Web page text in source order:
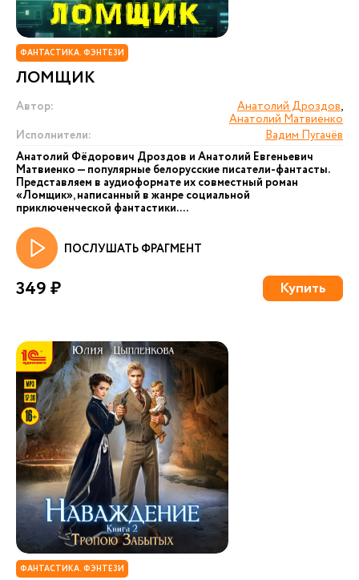
ФАНТАСТИКА. ФЭНТЕЗИ
ЛОМЩИК
Автор: Анатолий Дроздов,
Анатолий Матвиенко
Исполнители:
Вадим Пугачёв
Анатолий Фёдорович Дроздов и Анатолий Евгеньевич
Матвиенко — популярные белорусские писатели-фантасты.
Представляем в аудиоформате их совместный роман
«Ломщик», написанный в жанре социальной
приключенческой фантастики....
ПОСЛУШАТЬ ФРАГМЕНТ
349 ₽ Купить
ФАНТАСТИКА. ФЭНТЕЗИ